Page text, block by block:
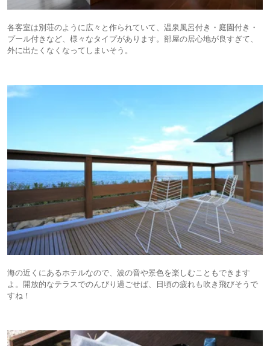
各客室は別荘のように広々と作られていて、温泉風呂付き・庭園付き・
プール付きなど、様々なタイプがあります。部屋の居心地が良すぎて、
外に出たくなくなってしまいそう。
海の近くにあるホテルなので、波の音や景色を楽しむこともできます
よ。開放的なテラスでのんびり過ごせば、日頃の疲れも吹き飛びそうで
すね！